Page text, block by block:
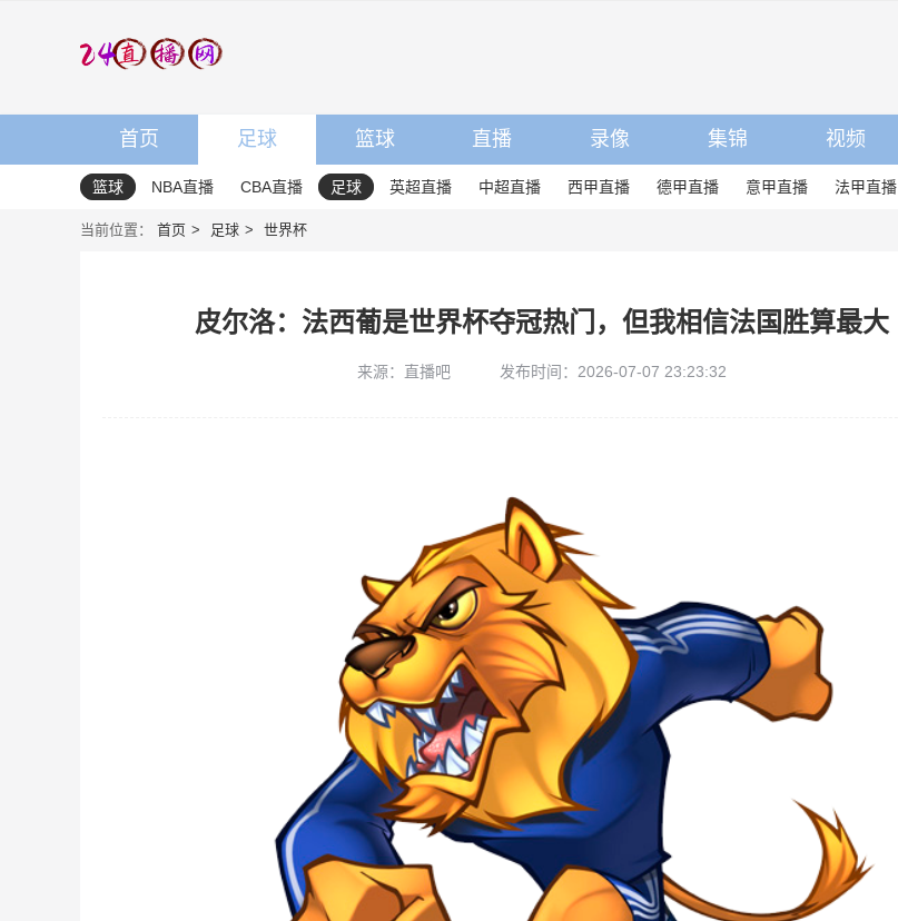
首页 足球 篮球 直播 录像 集锦 视频
篮球 NBA直播 CBA直播 足球 英超直播 中超直播 西甲直播 德甲直播 意甲直播 法甲直播
当前位置： 首页 足球 世界杯
皮尔洛：法西葡是世界杯夺冠热门，但我相信法国胜算最大
来源：直播吧 发布时间：2026-07-07 23:23:32